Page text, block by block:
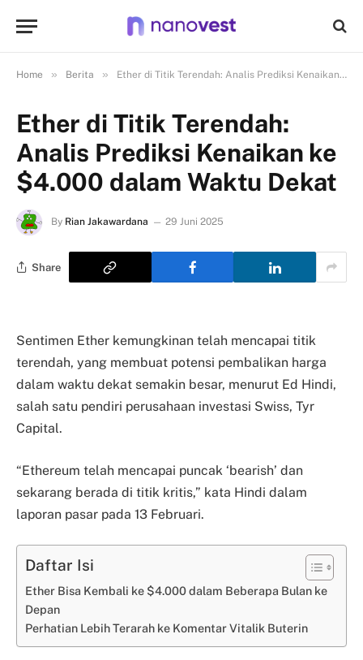
Home » Berita » Ether di Titik Terendah: Analis Prediksi Kenaikan ke $4.000 dalam Waktu Dekat
Ether di Titik Terendah:
Analis Prediksi Kenaikan ke
$4.000 dalam Waktu Dekat
By Rian Jakawardana 29 Juni 2025
Share
Sentimen Ether kemungkinan telah mencapai titik
terendah, yang membuat potensi pembalikan harga
dalam waktu dekat semakin besar, menurut Ed Hindi,
salah satu pendiri perusahaan investasi Swiss, Tyr
Capital.
“Ethereum telah mencapai puncak ‘bearish’ dan
sekarang berada di titik kritis,” kata Hindi dalam
laporan pasar pada 13 Februari.
Daftar Isi
Ether Bisa Kembali ke $4.000 dalam Beberapa Bulan ke
Depan
Perhatian Lebih Terarah ke Komentar Vitalik Buterin